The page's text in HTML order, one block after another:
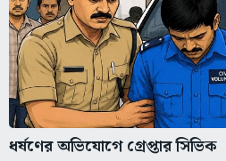
ধর্ষণের অভিযোগে গ্রেপ্তার সিভিক